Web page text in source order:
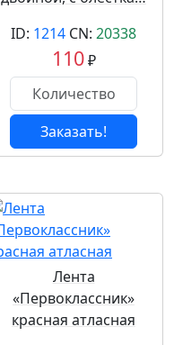
ID: 1214 CN: 20338
110₽
Заказать!
Лента
«Первоклассник»
красная атласная